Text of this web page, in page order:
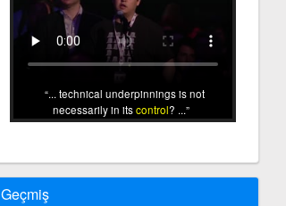
... technical underpinnings is not
necessarily in itscontrol? ...
Geçmiş